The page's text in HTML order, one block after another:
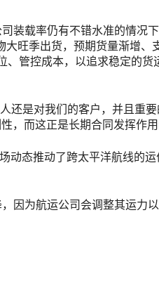
装载率仍有不错水准的情况
旺季出货，预期货量渐增、
管控成本，以追求稳定的货
还是对我们的客户，并且重
，而这正是长期合同发挥作
动态推动了跨太平洋航线的运
因为航运公司会调整其运力